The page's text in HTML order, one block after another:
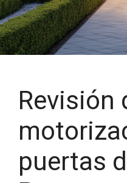
Revisión
puertas